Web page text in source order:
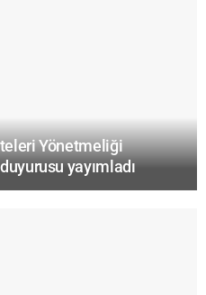
Yönetmeliği
yayımladı